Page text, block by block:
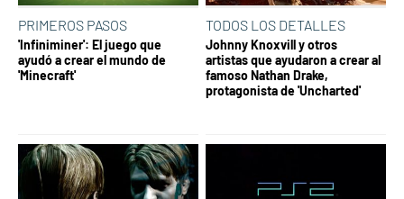
PRIMEROS PASOS
'Infiniminer': El juego que
ayudó a crear el mundo de
'Minecraft'
TODOS LOS DETALLES
Johnny Knoxvill y otros
artistas que ayudaron a crear al
famoso Nathan Drake,
protagonista de 'Uncharted'